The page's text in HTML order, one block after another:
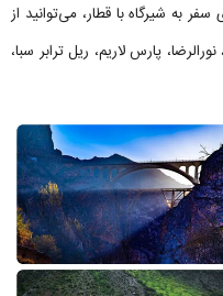
به شیرگاه با قطار، می‌توانید از
پارس لاریم، ریل ترابر سبا،